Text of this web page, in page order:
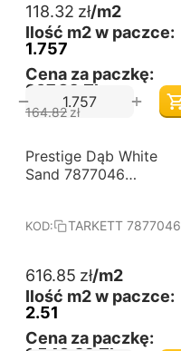
118.32 zł/m2
Ilość m2 w paczce:
1.757
Cena za paczkę:
207,89 Zł
164.82zł
+
−
-15%
Darmowa dostawa
od 60 m2
Prestige Dąb White
Sand 7877046
KOD: TARKETT 7877046
616.85 zł/m2
Ilość m2 w paczce:
2.51
Cena za paczkę: